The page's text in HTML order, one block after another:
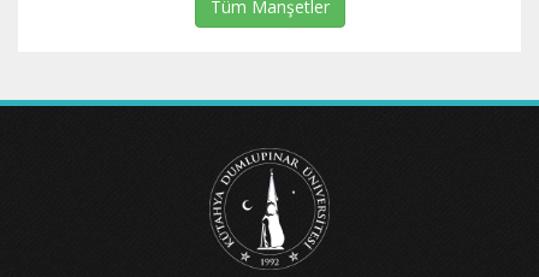
Tüm Manşetler